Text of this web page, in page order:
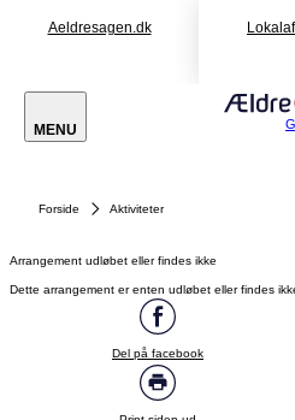
Aeldresagen.dk
MENU
Forside Aktiviteter
Arrangement udløbet eller findes ikke
Dette arrangement er enten udløbet eller findes
Del på facebook